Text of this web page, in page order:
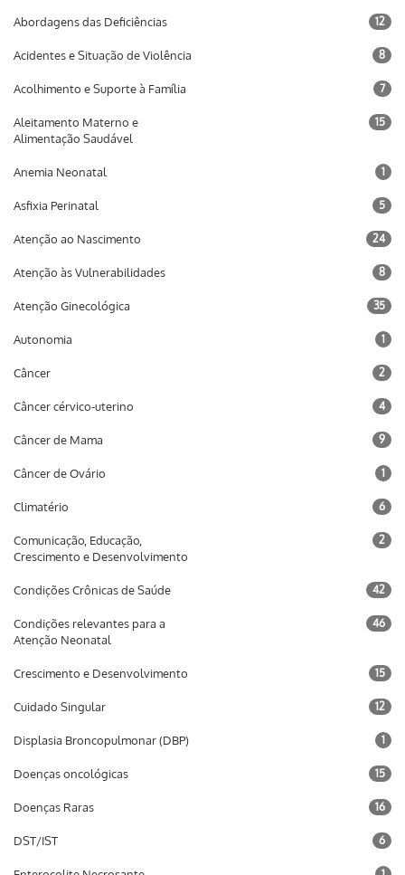
Abordagens das Deficiências 12
Acidentes e Situação de Violência 8
Acolhimento e Suporte à Família 7
Aleitamento Materno e
Alimentação Saudável
15
Anemia Neonatal 1
Asfixia Perinatal 5
Atenção ao Nascimento 24
Atenção às Vulnerabilidades 8
Atenção Ginecológica 35
Autonomia 1
Câncer 2
Câncer cérvico-uterino 4
Câncer de Mama 9
Câncer de Ovário 1
Climatério 6
Comunicação, Educação,
Crescimento e Desenvolvimento
2
Condições Crônicas de Saúde 42
Condições relevantes para a
Atenção Neonatal
46
Crescimento e Desenvolvimento 15
Cuidado Singular 12
Displasia Broncopulmonar (DBP) 1
Doenças oncológicas 15
Doenças Raras 16
DST/IST 6